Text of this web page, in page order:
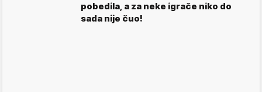
pobedila, a za neke igrače niko do
sada nije čuo!